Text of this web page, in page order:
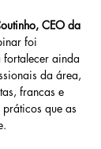
CEO da
foi
fortalecer ainda
da área,
francas e
que as